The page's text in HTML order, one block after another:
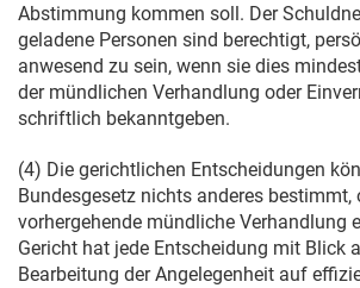
Abstimmung kommen soll. Der
geladene Personen sind berechtigt,
anwesend zu sein, wenn sie dies
der mündlichen Verhandlung oder
schriftlich bekanntgeben.
(4) Die gerichtlichen Entscheidungen
Bundesgesetz nichts anderes bestimmt,
vorhergehende mündliche Verhandlung
Gericht hat jede Entscheidung mit Blick
Bearbeitung der Angelegenheit auf